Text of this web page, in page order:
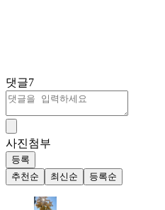
댓글7
사진첨부
등록
추천순
최신순 등록순